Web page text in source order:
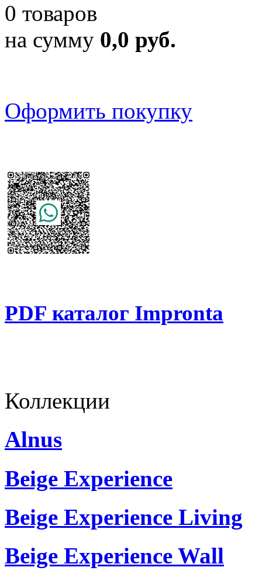
0 товаров
на сумму 0,0 руб.
Оформить покупку
PDF каталог Impronta
Коллекции
Alnus
Beige Experience
Beige Experience Living
Beige Experience Wall